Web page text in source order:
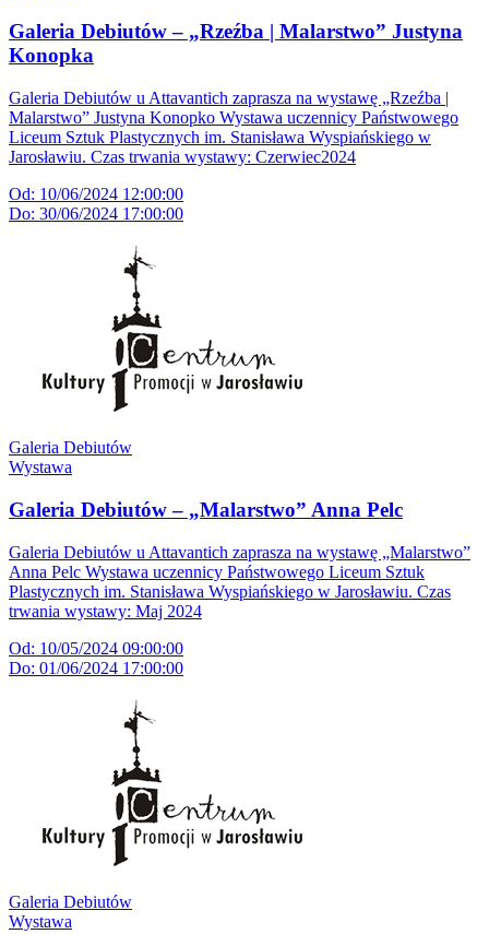
Galeria Debiutów – „Rzeźba | Malarstwo” Justyna
Konopka
Galeria Debiutów u Attavantich zaprasza na wystawę „Rzeźba |
Malarstwo” Justyna Konopko Wystawa uczennicy Państwowego
Liceum Sztuk Plastycznych im. Stanisława Wyspiańskiego w
Jarosławiu. Czas trwania wystawy: Czerwiec2024
Od: 10/06/2024 12:00:00
Do: 30/06/2024 17:00:00
Galeria Debiutów
Wystawa
Galeria Debiutów – „Malarstwo” Anna Pelc
Galeria Debiutów u Attavantich zaprasza na wystawę „Malarstwo”
Anna Pelc Wystawa uczennicy Państwowego Liceum Sztuk
Plastycznych im. Stanisława Wyspiańskiego w Jarosławiu. Czas
trwania wystawy: Maj 2024
Od: 10/05/2024 09:00:00
Do: 01/06/2024 17:00:00
Galeria Debiutów
Wystawa